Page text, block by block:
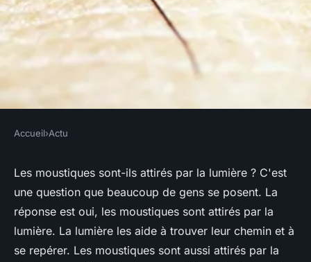
Est-ce que les moustiques sont
attirÃ©s par la lumiÃ¨re ?
benoit•20 octobre 2022• 5 min de lecture
Accueil›Actu
Les moustiques sont-ils attirés par la lumière ? C'est
une question que beaucoup de gens se posent. La
réponse est oui, les moustiques sont attirés par la
lumière. La lumière les aide à trouver leur chemin et à
se repérer. Les moustiques sont aussi attirés par la